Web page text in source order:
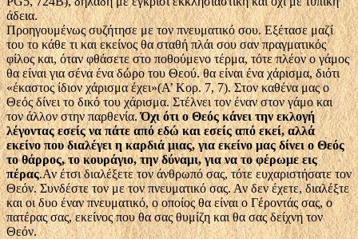
άδεια.
Προηγουμένως συζήτησε με τον πνευματικό σου. Εξέτασε μαζί
του το κάθε τι και εκείνος θα σταθή πλάι σου σαν πραγματικός
φίλος και, όταν φθάσετε στο ποθούμενο τέρμα, τότε πλέον ο γάμος
θα είναι για σένα ένα δώρο του Θεού. θα είναι ένα χάρισμα, διότι
«έκαστος ίδιον χάρισμα έχει»(Α’ Κορ. 7, 7). Στον καθένα μας ο
Θεός δίνει το δικό του χάρισμα. Στέλνει τον έναν στον γάμο και
τον άλλον στην παρθενία.Όχι ότι ο Θεός κάνει την εκλογή
λέγοντας εσείς να πάτε από εδώ και εσείς από εκεί, αλλά
εκείνο που διαλέγει η καρδιά μιας, για εκείνο μας δίνει ο Θεός
το θάρρος, το κουράγιο, την δύναμι, για να το φέρωμε εις
πέρας.Αν έτσι διαλέξετε τον άνθρωπό σας, τότε ευχαριστήσατε τον
Θεόν. Συνδέστε τον με τον πνευματικό σας. Αν δεν έχετε, διαλέξτε
και οι δυο έναν πνευματικό, ο οποίος θα είναι ο Γέροντάς σας, ο
πατέρας σας, εκείνος που θα σας θυμίζη και θα σας δείχνη τον
Θεόν.